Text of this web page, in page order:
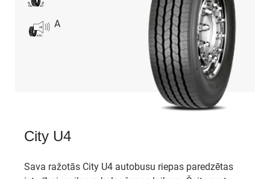
A
City U4
Sava ražotās City U4 autobusu riepas paredzētas